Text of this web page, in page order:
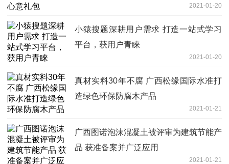
2021-01-20
小猿搜题深耕用户需求 打造一站式学习
平台，获用户青睐
2021-01-20
真材实料30年不腐 广西松缘国际水准打
造绿色环保防腐木产品
2021-01-21
广西图诺泡沫混凝土被评审为建筑节能产
品 获准备案并广泛应用
2021-01-21